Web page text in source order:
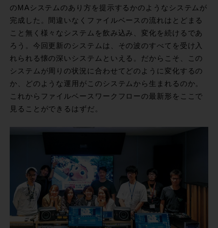
のMAシステムのあり方を提示するかのようなシステムが
完成した。間違いなくファイルベースの流れはとどまる
こと無く様々なシステムを飲み込み、変化を続けるであ
ろう。今回更新のシステムは、その波のすべてを受け入
れられる懐の深いシステムといえる。だからこそ、この
システムが周りの状況に合わせてどのように変化するの
か、どのような運用がこのシステムから生まれるのか。
これからファイルベースワークフローの最新形をここで
見ることができるはずだ。